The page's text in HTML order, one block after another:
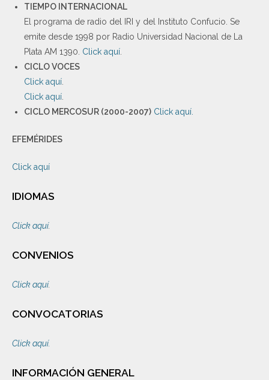
TIEMPO INTERNACIONAL
El programa de radio del IRI y del Instituto Confucio. Se
emite desde 1998 por Radio Universidad Nacional de La
Plata AM 1390. Click aquí.
CICLO VOCES
Click aquí.
Click aquí.
CICLO MERCOSUR (2000-2007) Click aquí.
EFEMÉRIDES
Click aquí
IDIOMAS
Click aquí.
CONVENIOS
Click aquí.
CONVOCATORIAS
Click aquí.
INFORMACIÓN GENERAL